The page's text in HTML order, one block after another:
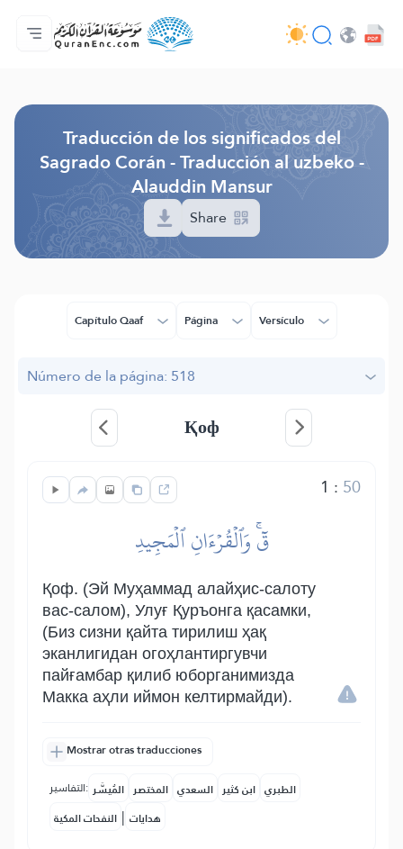
Página principal
Índice de traducciones
Audio
Servicios de desarrolladores - API
Sobre el proyecto
Contáctanos
Idioma
Traducción de los significados del
Sagrado Corán - Traducción al uzbeko -
Alauddin Mansur
Share
Capítulo Qaaf Página Versículo
Número de la página: 518
Қоф
1 : 50
قٓۚ وَٱلۡقُرۡءَانِ ٱلۡمَجِيدِ
Қоф. (Эй Муҳаммад алайҳис-салоту
вас-салом), Улуғ Қуръонга қасамки,
(Биз сизни қайта тирилиш ҳақ
эканлигидан огоҳлантиргувчи
пайғамбар қилиб юборганимизда
Макка аҳли иймон келтирмайди).
Mostrar otras traducciones
التفاسير: المُيسَّر المختصر السعدي ابن كثير الطبري
النفحات المكية | هدايات